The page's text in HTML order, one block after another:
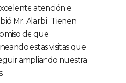
atención e
Mr. Alarbi. Tienen
de que
estas visitas que
ampliando nuestra